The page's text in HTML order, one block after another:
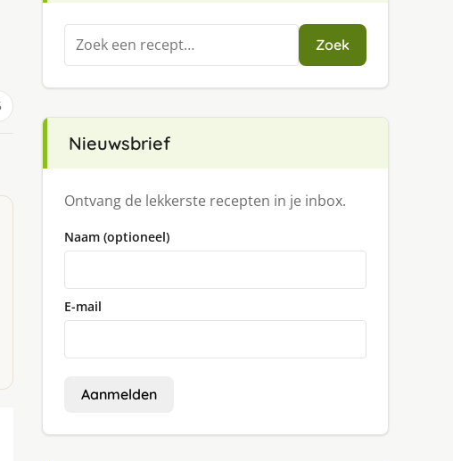
Zoeken
naar:
Zoek
Nieuwsbrief
Ontvang de lekkerste recepten in je inbox.
Naam (optioneel)
E-mail
Aanmelden